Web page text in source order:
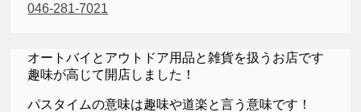
046-281-7021
オートバイとアウトドア用品と雑貨を扱うお店です
趣味が高じて開店しました！
パスタイムの意味は趣味や道楽と言う意味です！